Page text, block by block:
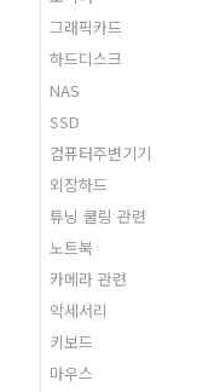
그래픽카드
하드디스크
NAS
SSD
컴퓨터주변기기
외장하드
튜닝 쿨링 관련
노트북
카메라 관련
악세서리
키보드
마우스